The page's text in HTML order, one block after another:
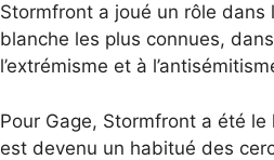
Stormfront a joué un rôle dans
blanche les plus connues,
l’extrémisme et à
Pour Gage, Stormfront a été
est devenu un habitué des